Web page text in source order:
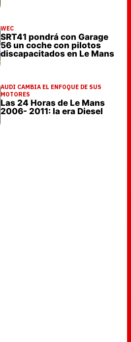
WEC
SRT41 pondrá con Garage
56 un coche con pilotos
discapacitados en Le Mans
AUDI CAMBIA EL ENFOQUE DE SUS
MOTORES
Las 24 Horas de Le Mans
2006- 2011: la era Diesel